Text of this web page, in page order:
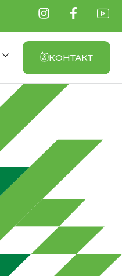
КОНТАКТ